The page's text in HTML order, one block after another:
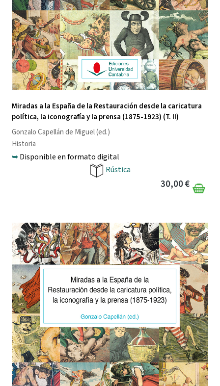
Miradas a la España de la Restauración desde la caricatura
política, la iconografía y la prensa (1875-1923) (T. II)
Gonzalo Capellán de Miguel(ed.)
Historia
➥Disponible en formato digital
Rústica
30,00 €